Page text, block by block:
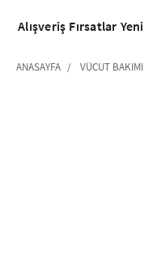
Alışveriş Fırsatlar Yeni
ANASAYFA VÜCUT BAKIMI